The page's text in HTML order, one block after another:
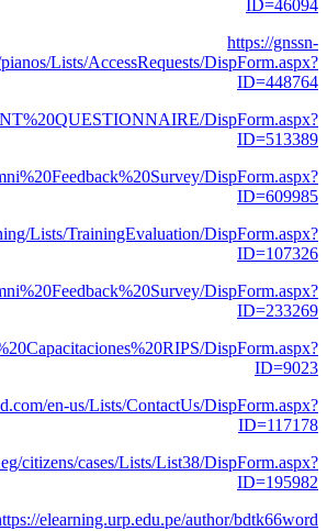
ID=46094
https://gnssn-
Lists/AccessRequests/DispForm.aspx?
ID=448764
DispForm.aspx?
ID=513389
DispForm.aspx?
ID=609985
Lists/TrainingEvaluation/DispForm.aspx?
ID=107326
DispForm.aspx?
ID=233269
DispForm.aspx?
ID=9023
en-us/Lists/ContactUs/DispForm.aspx?
ID=117178
citizens/cases/Lists/List38/DispForm.aspx?
ID=195982
elearning.urp.edu.pe/author/bdtk66word/